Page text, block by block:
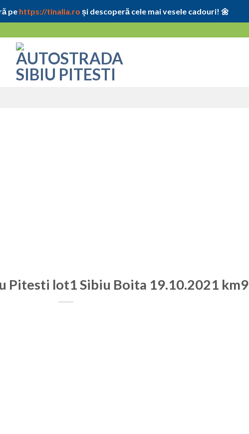
pe https://tinalia.ro și descoperă cele mai vesele cadouri! 🌼
Pitesti lot1 Sibiu Boita 19.10.2021 km9